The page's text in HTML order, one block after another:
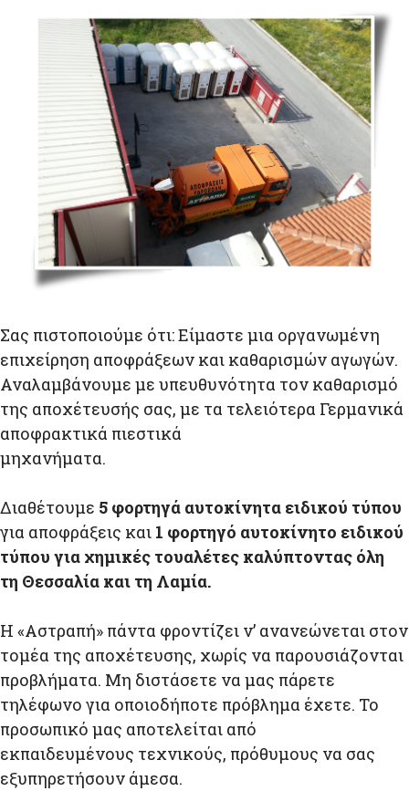
Σας πιστοποιούμε ότι: Είμαστε μια οργανωμένη
επιχείρηση αποφράξεων και καθαρισμών αγωγών.
Αναλαμβάνουμε με υπευθυνότητα τον καθαρισμό
της αποχέτευσής σας, με τα τελειότερα Γερμανικά
αποφρακτικά πιεστικά
μηχανήματα.
Διαθέτουμε 5 φορτηγά αυτοκίνητα ειδικού τύπου
για αποφράξεις και 1 φορτηγό αυτοκίνητο ειδικού
τύπου για χημικές τουαλέτες καλύπτοντας όλη
τη Θεσσαλία και τη Λαμία.
Η «Αστραπή» πάντα φροντίζει ν’ ανανεώνεται στον
τομέα της αποχέτευσης, χωρίς να παρουσιάζονται
προβλήματα. Μη διστάσετε να μας πάρετε
τηλέφωνο για οποιοδήποτε πρόβλημα έχετε. Το
προσωπικό μας αποτελείται από
εκπαιδευμένους τεχνικούς, πρόθυμους να σας
εξυπηρετήσουν άμεσα.